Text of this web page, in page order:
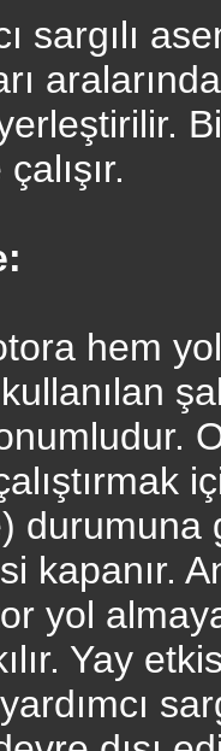
sargılı
hem
kullanılan
durumuna
kapanır.
yol
Yay